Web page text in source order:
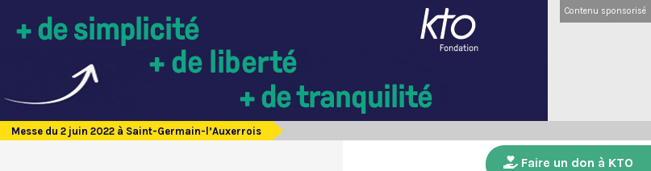
Contenu sponsorisé
Messe du 2 juin 2022 à Saint-Germain-l’Auxerrois
Faire un don à KTO